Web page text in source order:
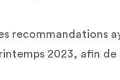
recommandations
2023, afin de